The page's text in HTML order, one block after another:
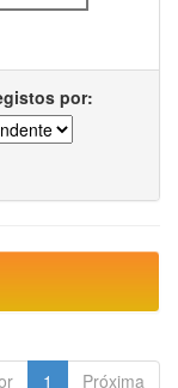
por:
1 Próxima